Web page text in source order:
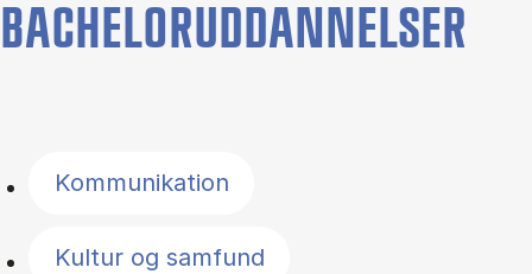
BACHELORUDDANNELSER
Kommunikation
Kultur og samfund